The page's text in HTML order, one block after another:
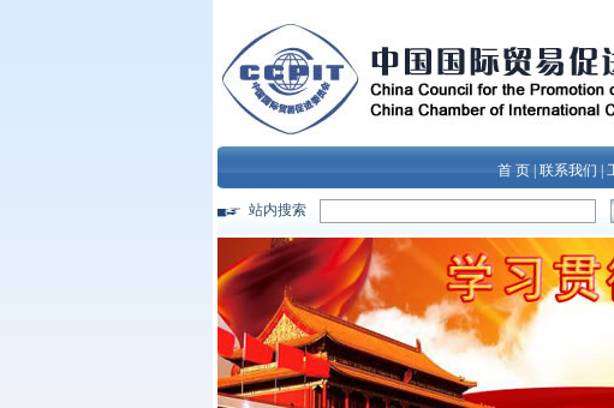
首 页| 联系我们
站内搜索